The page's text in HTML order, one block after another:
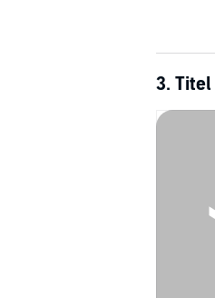
3. Titel